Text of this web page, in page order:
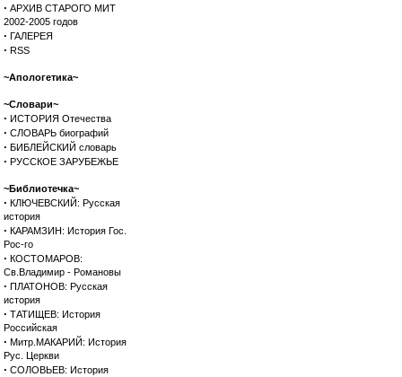
· АРХИВ СТАРОГО МИТ
2002-2005 годов
· ГАЛЕРЕЯ
· RSS
~Апологетика~
~Словари~
· ИСТОРИЯ Отечества
· СЛОВАРЬ биографий
· БИБЛЕЙСКИЙ словарь
· РУССКОЕ ЗАРУБЕЖЬЕ
~Библиотечка~
· КЛЮЧЕВСКИЙ: Русская
история
· КАРАМЗИН: История Гос.
Рос-го
· КОСТОМАРОВ:
Св.Владимир - Романовы
· ПЛАТОНОВ: Русская
история
· ТАТИЩЕВ: История
Российская
· Митр.МАКАРИЙ: История
Рус. Церкви
· СОЛОВЬЕВ: История